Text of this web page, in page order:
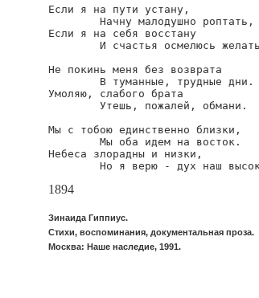
Если я на пути устану,
        Начну малодушно роптать,
Если я на себя восстану
И счастья осмелюсь
Не покинь меня без возврата
        В туманные, трудные дни.
Умоляю, слабого брата
        Утешь, пожалей, обмани.
Мы с тобою единственно близки,
        Мы оба идем на восток.
Небеса злорадны и низки,
Но я верю - дух наш
1894
Зинаида Гиппиус.
Стихи, воспоминания, документальная проза.
Москва: Наше наследие, 1991.